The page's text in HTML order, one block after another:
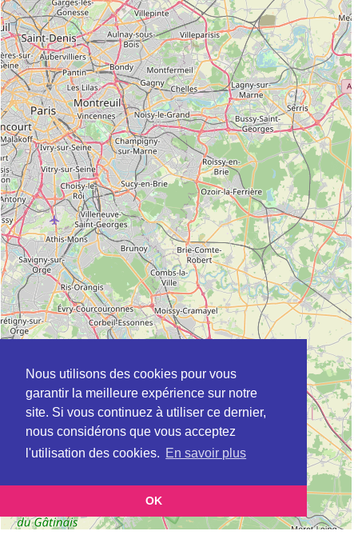
Nous utilisons des cookies pour vous
garantir la meilleure expérience sur notre
site. Si vous continuez à utiliser ce dernier,
nous considérons que vous acceptez
l'utilisation des cookies. En savoir plus
OK